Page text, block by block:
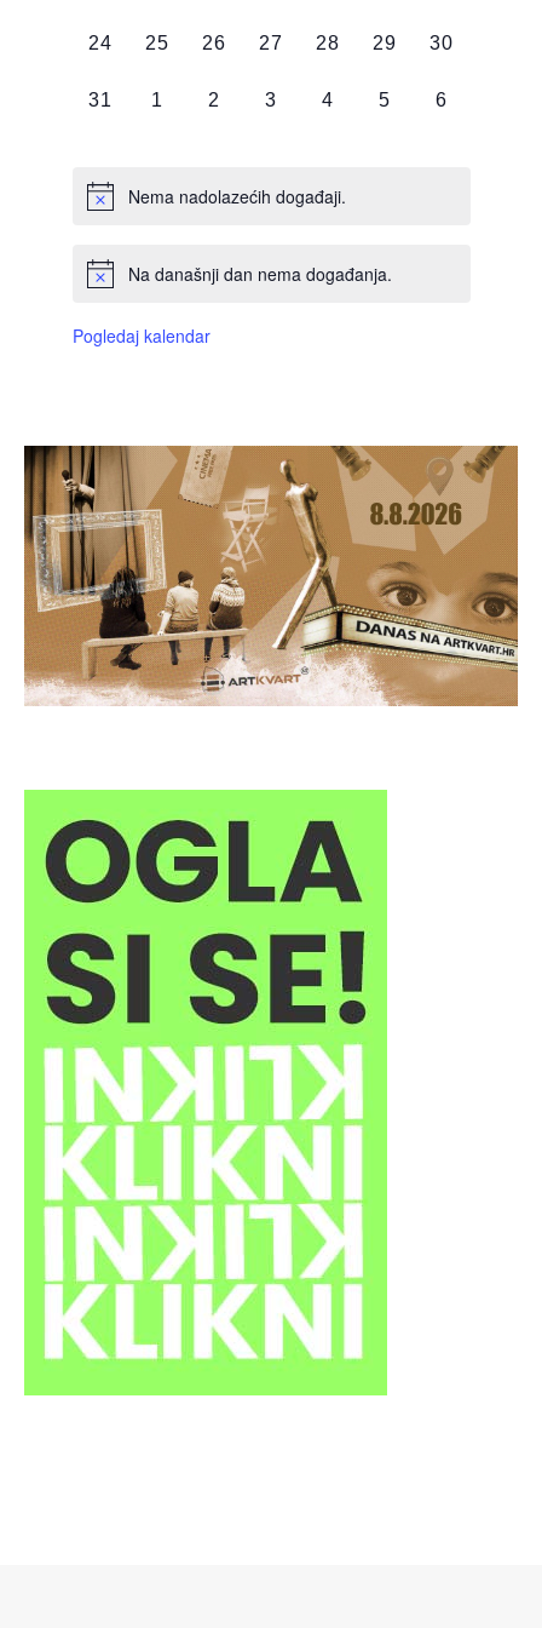
0
24
0
25
0
26
0
27
0
28
0
29
0
30
0
31
0
1
0
2
0
3
0
4
0
5
0
6
Nema nadolazećih događaji.
Na današnji dan nema događanja.
Pogledaj kalendar